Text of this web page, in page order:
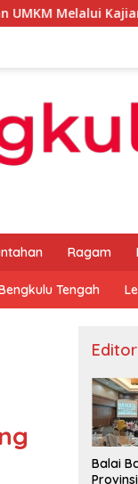
Kajian Bank
Ragam
Tengah
Balai